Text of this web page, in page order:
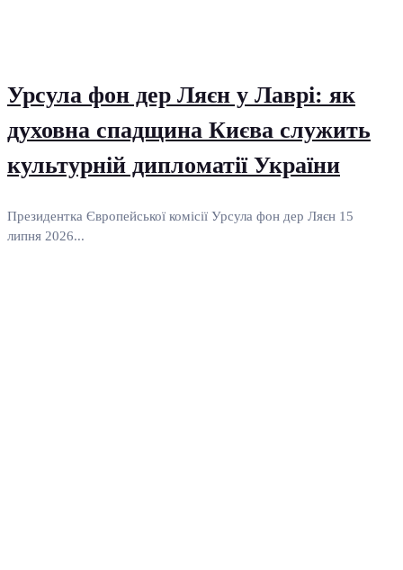
Урсула фон дер Ляєн у Лаврі: як
духовна спадщина Києва служить
культурній дипломатії України
Президентка Європейської комісії Урсула фон дер Ляєн 15
липня 2026...